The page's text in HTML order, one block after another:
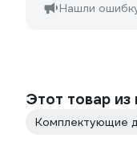
Нашли
Этот товар
Комплектующие